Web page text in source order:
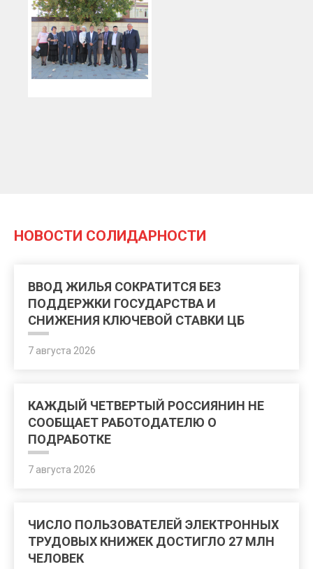
НОВОСТИ СОЛИДАРНОСТИ
ВВОД ЖИЛЬЯ СОКРАТИТСЯ БЕЗ
ПОДДЕРЖКИ ГОСУДАРСТВА И
СНИЖЕНИЯ КЛЮЧЕВОЙ СТАВКИ ЦБ
7 августа 2026
КАЖДЫЙ ЧЕТВЕРТЫЙ РОССИЯНИН НЕ
СООБЩАЕТ РАБОТОДАТЕЛЮ О
ПОДРАБОТКЕ
7 августа 2026
ЧИСЛО ПОЛЬЗОВАТЕЛЕЙ ЭЛЕКТРОННЫХ
ТРУДОВЫХ КНИЖЕК ДОСТИГЛО 27 МЛН
ЧЕЛОВЕК